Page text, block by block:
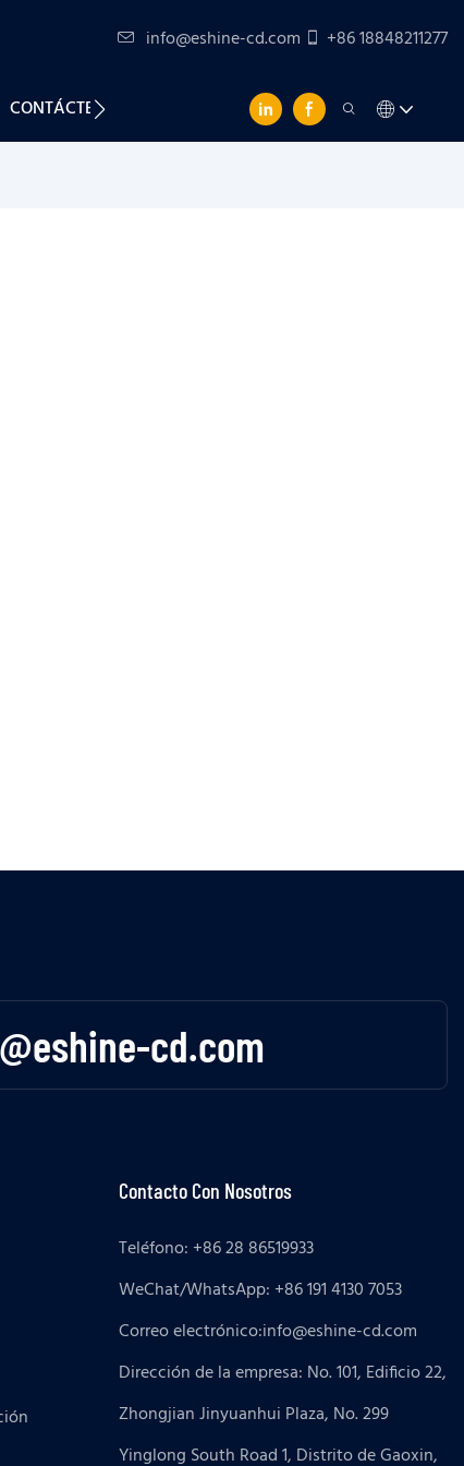
info@eshine-cd.com +86 18848211277
CONTÁCTENOS
cd.com
Contacto Con Nosotros
Teléfono: +86 28 86519933
WeChat/WhatsApp: +86 191 4130 7053
Correo electrónico:info@eshine-cd.com
Dirección de la empresa: No. 101, Edificio 22,
Zhongjian Jinyuanhui Plaza, No. 299
Yinglong South Road 1, Distrito de Gaoxin,